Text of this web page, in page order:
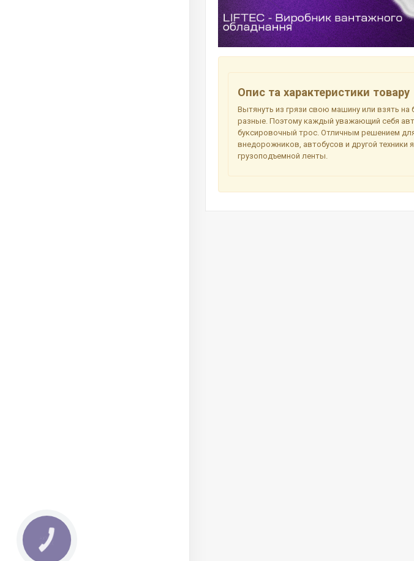
Опис та характеристики товару
Вытянуть из грязи свою машину или взять
разные. Поэтому каждый уважающий себя
буксировочный трос. Отличным решением
внедорожников, автобусов и другой техники
грузоподъемной ленты.